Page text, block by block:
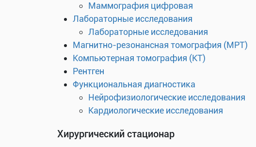
Маммография цифровая
Лабораторные исследования
Лабораторные исследования
Магнитно-резонансная томография (МРТ)
Компьютерная томография (КТ)
Рентген
Функциональная диагностика
Нейрофизиологические исследования
Кардиологические исследования
Хирургический стационар